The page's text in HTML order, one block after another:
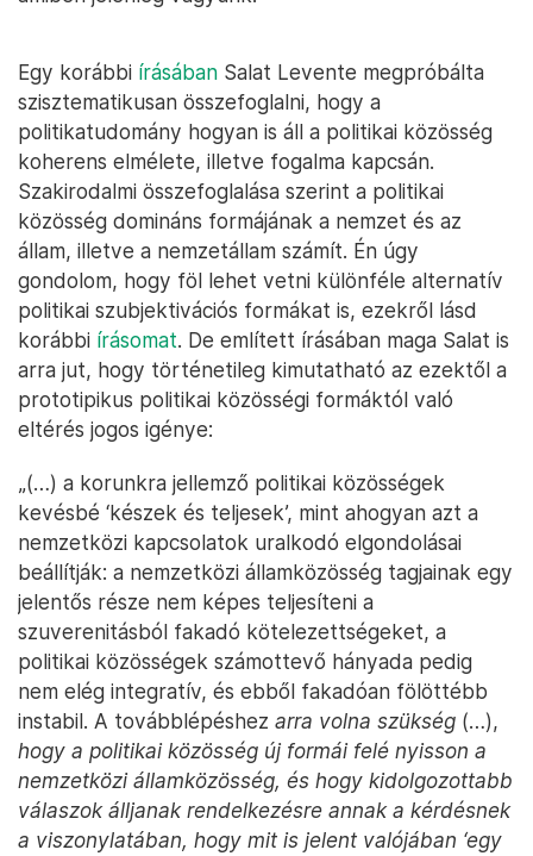
Egy korábbi írásában Salat Levente megpróbálta
szisztematikusan összefoglalni, hogy a
politikatudomány hogyan is áll a politikai közösség
koherens elmélete, illetve fogalma kapcsán.
Szakirodalmi összefoglalása szerint a politikai
közösség domináns formájának a nemzet és az
állam, illetve a nemzetállam számít. Én úgy
gondolom, hogy föl lehet vetni különféle alternatív
politikai szubjektivációs formákat is, ezekről lásd
korábbi írásomat. De említett írásában maga Salat is
arra jut, hogy történetileg kimutatható az ezektől a
prototipikus politikai közösségi formáktól való
eltérés jogos igénye:
„(…) a korunkra jellemző politikai közösségek
kevésbé ‘készek és teljesek’, mint ahogyan azt a
nemzetközi kapcsolatok uralkodó elgondolásai
beállítják: a nemzetközi államközösség tagjainak egy
jelentős része nem képes teljesíteni a
szuverenitásból fakadó kötelezettségeket, a
politikai közösségek számottevő hányada pedig
nem elég integratív, és ebből fakadóan fölöttébb
instabil. A továbblépéshez arra volna szükség (…),
hogy a politikai közösség új formái felé nyisson a
nemzetközi államközösség, és hogy kidolgozottabb
válaszok álljanak rendelkezésre annak a kérdésnek
a viszonylatában, hogy mit is jelent valójában ‘egy